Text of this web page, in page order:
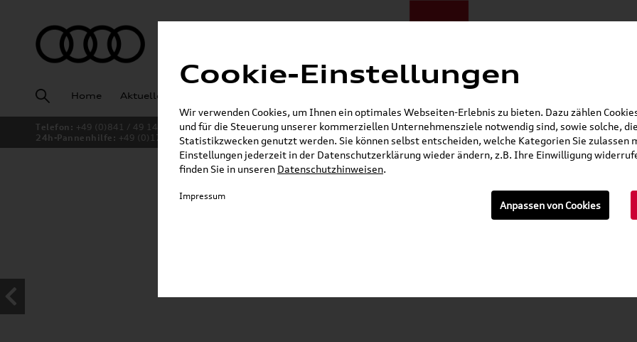
Home Aktuelles
Telefon: +49 (0)841 / 49 140
24h-Pannenhilfe: +49 (0)171 / 870 72 87 Öffnet in 8 Stunden, 57 Minuten
Jetzt sparen bei unseren
Cookie-Einstellungen
Wir verwenden Cookies, um Ihnen ein optimales Webseiten-Erlebnis zu bieten. Dazu zählen
und für die Steuerung unserer kommerziellen Unternehmensziele notwendig sind, sowie solche,
Statistikzwecken genutzt werden. Sie können selbst entscheiden, welche Kategorien Sie zulassen
Einstellungen jederzeit in der Datenschutzerklärung wieder ändern, z.B. Ihre Einwilligung
finden Sie in unseren Datenschutzhinweisen.
Anpassen von Cookies
Impressum